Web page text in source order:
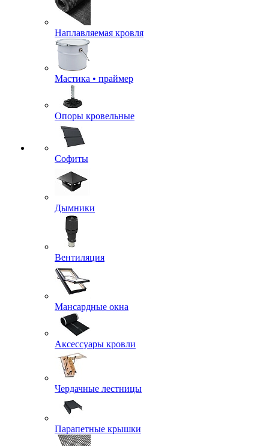
Наплавляемая кровля
Мастика • праймер
Опоры кровельные
Софиты
Дымники
Вентиляция
Мансардные окна
Аксессуары кровли
Чердачные лестницы
Парапетные крышки